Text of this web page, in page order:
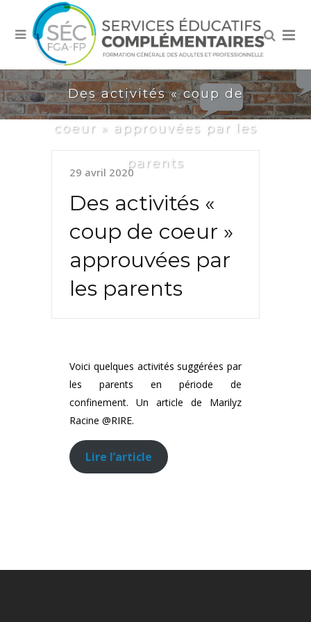
Des activités « coup de
coeur » approuvées par les
parents
29 avril 2020
Des activités «
coup de coeur »
approuvées par
les parents
Voici quelques activités suggérées par
les parents en période de
confinement. Un article de Marilyz
Racine @RIRE.
Lire l’article